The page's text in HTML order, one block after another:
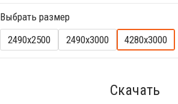
Выбрать размер
2490х2500
2490х3000 4280х3000
Скачать